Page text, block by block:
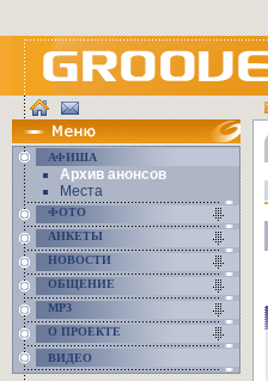
АФИША
Архив анонсов
Места
ФОТО
АНКЕТЫ
НОВОСТИ
ОБЩЕНИЕ
MP3
О ПРОЕКТЕ
ВИДЕО